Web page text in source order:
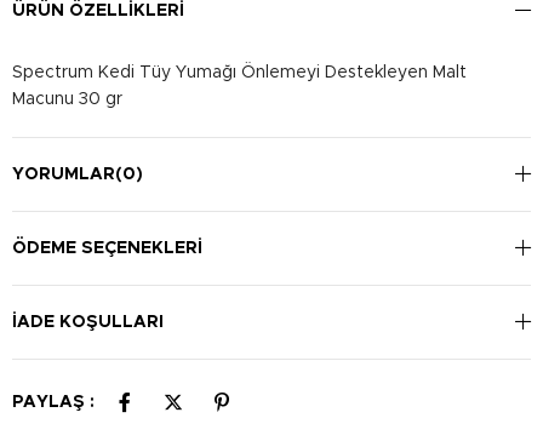
ÜRÜN ÖZELLIKLERI
Spectrum Kedi Tüy Yumağı Önlemeyi Destekleyen Malt
Macunu 30 gr
YORUMLAR(0)
ÖDEME SEÇENEKLERI
İADE KOŞULLARI
PAYLAŞ :